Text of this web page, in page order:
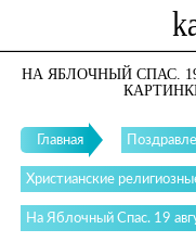
НА ЯБЛОЧНЫЙ СПАС.
Главная
Христианские
На Яблочный Спас. 19